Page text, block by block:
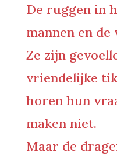
De ruggen in
mannen en
Ze zijn
vriendelijke
horen hun
maken niet.
Maar de